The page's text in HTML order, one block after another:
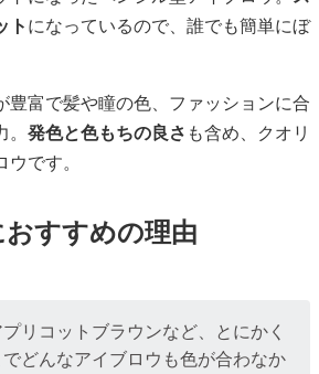
ト になっているので、誰でも簡単にぼ
豊富で髪や瞳の色、ファッションに合
発色と色もちの良さ も含め、クオリ
です。
すすめの理由
リコットブラウンなど、とにかく
どんなアイブロウも色が合わなか